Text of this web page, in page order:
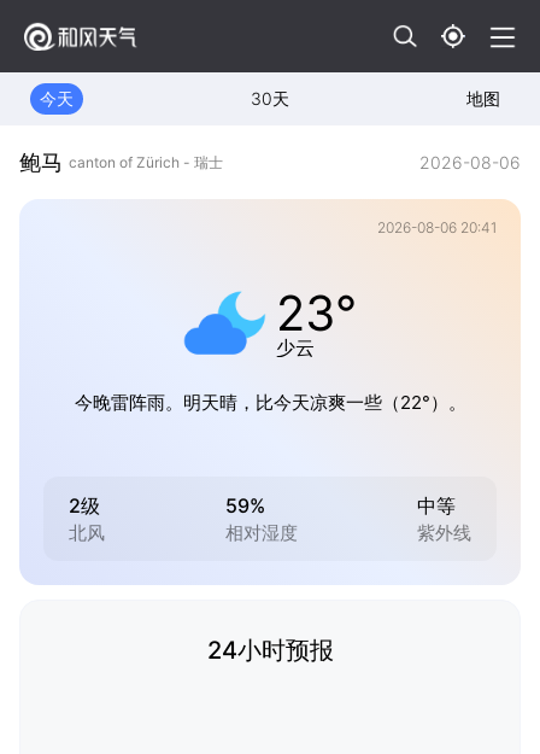
今天 30天 地图
鲍马 canton of Zürich - 瑞士 2026-08-06
2026-08-06 20:41
23°
少云
今晚雷阵雨。明天晴，比今天凉爽一些（22°）。
2级
北风
59%
相对湿度
中等
紫外线
24小时预报